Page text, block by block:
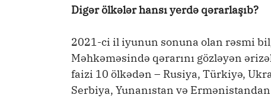
Digər ölkələr hansı yerdə qərarlaşıb?
2021-ci il iyunun sonuna olan rəsmi
Məhkəməsində qərarını gözləyən
faizi 10 ölkədən – Rusiya, Türkiyə,
Serbiya, Yunanıstan və